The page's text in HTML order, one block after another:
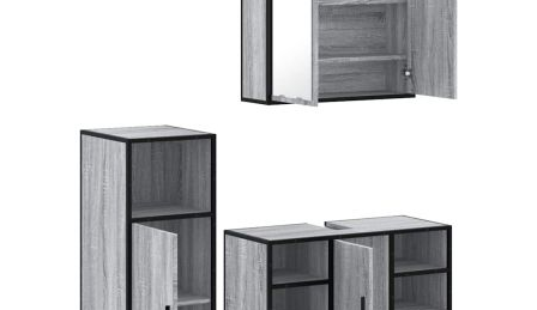
Когато плащате с NewPay, всъщност NewPay плаща
поръчката Ви вместо Вас. Вие я получавате и
разполагате с три начина да я платите към тях:
Отложено до 30 дни от момента на изпращане на
поръчката без оскъпяване. За покупки на стойност до
400 лв. / €204,52
Плащане на 4 вноски. Заплащате 20% от стойността на
поръчката си на момента с карта. Останалата сума се
разделя на 3 равни месечни вноски без оскъпяване. За
покупки на стойност до 1000 лв. / €511.31
Плащане на 6 вноски. Стойността на поръчката се
разпределя в 6 равни месечни вноски с оскъпяване. За
покупки на стойност до 2000 лв. / €1022.61